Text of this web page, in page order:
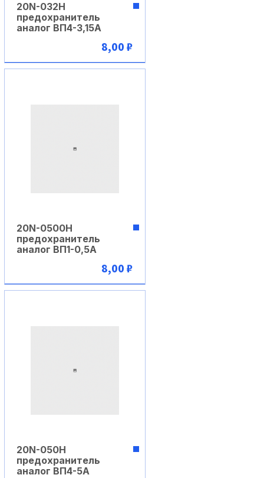
В корзину
20N-032H
предохранитель
аналог ВП4-3,15А
8,00 ₽
В корзину
20N-0500H
предохранитель
аналог ВП1-0,5А
8,00 ₽
20N-050H
предохранитель
аналог ВП4-5А